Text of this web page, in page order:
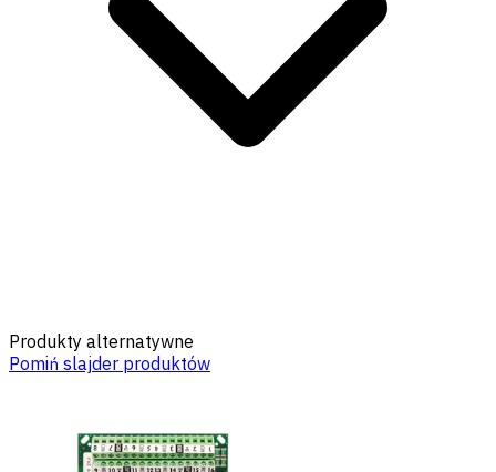
Produkty alternatywne
Pomiń slajder produktów